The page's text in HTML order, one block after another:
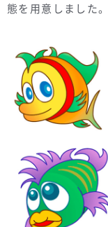
態を用意しました。